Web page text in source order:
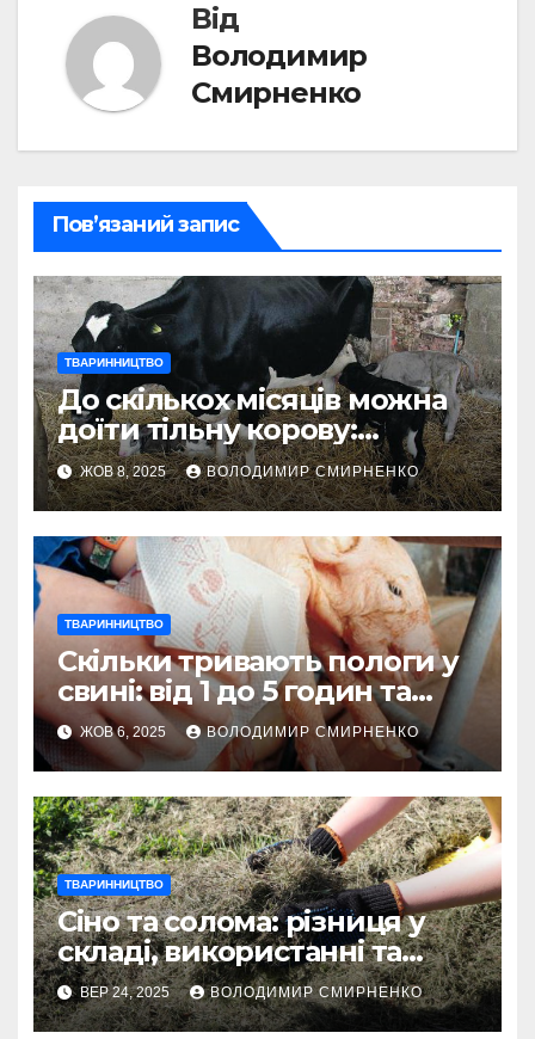
Від
Володимир
Смирненко
Пов’язаний запис
ТВАРИННИЦТВО
До скількох місяців можна
доїти тільну корову:
рекомендації ветеринарів
ЖОВ 8, 2025 ВОЛОДИМИР СМИРНЕНКО
ТВАРИННИЦТВО
Скільки тривають пологи у
свині: від 1 до 5 годин та
фактори
ЖОВ 6, 2025 ВОЛОДИМИР СМИРНЕНКО
ТВАРИННИЦТВО
Сіно та солома: різниця у
складі, використанні та
вигляді
ВЕР 24, 2025 ВОЛОДИМИР СМИРНЕНКО